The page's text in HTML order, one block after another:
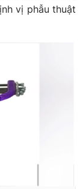
vị phẫu thuật